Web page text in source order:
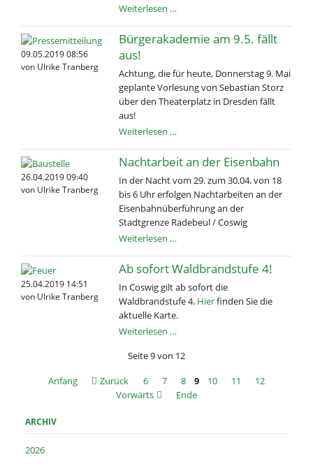
Weiterlesen …Wieder
-
09.05.2019 08:56
von Ulrike Tranberg
Bürgerakademie am 9.5. fällt
aus!
Achtung, die für heute, Donnerstag 9. Mai
geplante Vorlesung von Sebastian Storz
über den Theaterplatz in Dresden fällt
aus!
Weiterlesen …Bürgerakademie
9.5.
aus!
26.04.2019 09:40
von Ulrike Tranberg
Nachtarbeit an der Eisenbahn
In der Nacht vom 29. zum 30.04. von 18
bis 6 Uhr erfolgen Nacht­arbeiten an der
Eisenbahn­über­führung an der
Stadtgrenze Radebeul / Coswig
Weiterlesen …Nachtarbeit
der
25.04.2019 14:51
von Ulrike Tranberg
Ab sofort Waldbrandstufe 4!
In Coswig gilt ab sofort die
Waldbrandstufe 4. Hierfinden Sie die
aktuelle Karte.
Weiterlesen …Ab
Waldbrandstufe
Seite 9 von 12
Anfang
Zurück 6 7 8 9 10 11
12
Vorwärts
Ende
ARCHIV
2026